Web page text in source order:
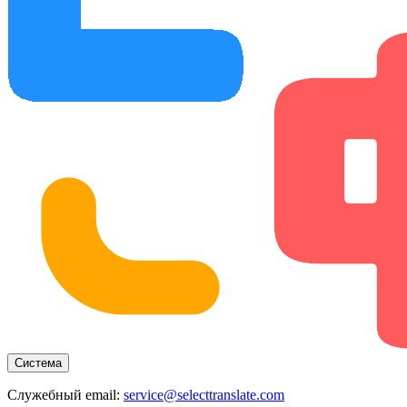
Система
Служебный email: service@selecttranslate.com